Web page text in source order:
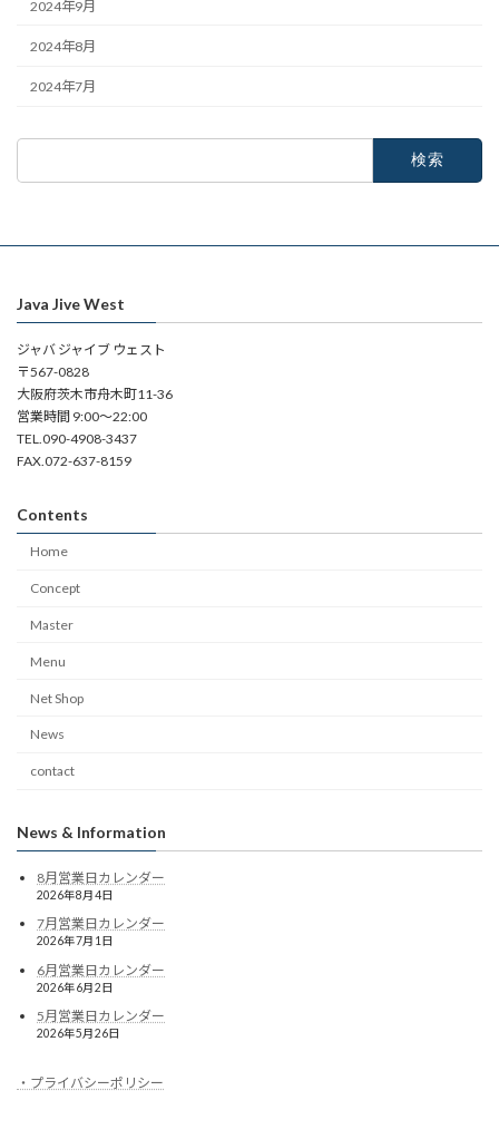
2024年9月
2024年8月
2024年7月
Java Jive West
ジャバ ジャイブ ウェスト
〒567-0828
大阪府茨木市舟木町11-36
営業時間 9:00～22:00
TEL.090-4908-3437
FAX.072-637-8159
Contents
Home
Concept
Master
Menu
Net Shop
News
contact
News & Information
8月営業日カレンダー
2026年8月4日
7月営業日カレンダー
2026年7月1日
6月営業日カレンダー
2026年6月2日
5月営業日カレンダー
2026年5月26日
・プライバシーポリシー